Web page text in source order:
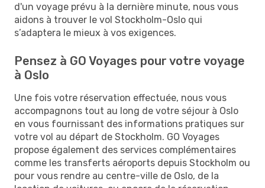
d'un voyage prévu à la dernière minute, nous vous
aidons à trouver le vol Stockholm-Oslo qui
s’adaptera le mieux à vos exigences.
Pensez à GO Voyages pour votre voyage
à Oslo
Une fois votre réservation effectuée, nous vous
accompagnons tout au long de votre séjour à Oslo
en vous fournissant des informations pratiques sur
votre vol au départ de Stockholm. GO Voyages
propose également des services complémentaires
comme les transferts aéroports depuis Stockholm ou
pour vous rendre au centre-ville de Oslo, de la